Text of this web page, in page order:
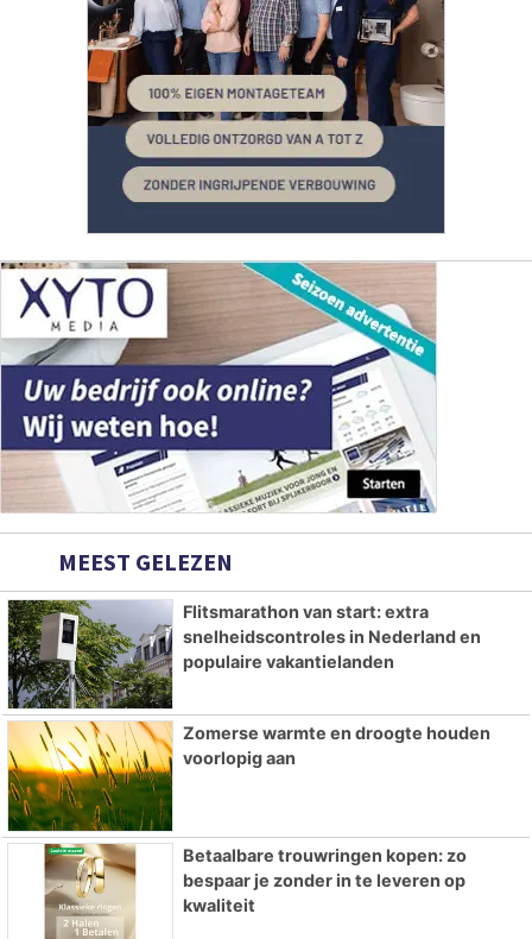
MEEST GELEZEN
Flitsmarathon van start: extra
snelheidscontroles in Nederland en
populaire vakantielanden
Zomerse warmte en droogte houden
voorlopig aan
Betaalbare trouwringen kopen: zo
bespaar je zonder in te leveren op
kwaliteit